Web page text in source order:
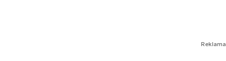
Reklama